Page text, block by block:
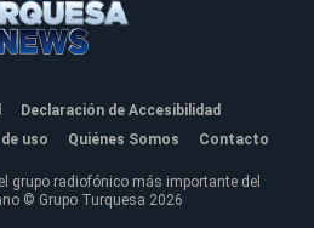
Declaración de Accesibilidad
uso
Quiénes Somos Contacto
grupo radiofónico más importante del
© Grupo Turquesa 2026